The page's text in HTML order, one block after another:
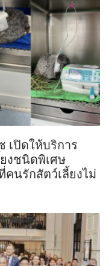
เปิดให้บริการ
งชนิดพิเศษ
นรักสัตว์เลี้ยงไม่